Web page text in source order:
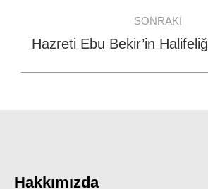
SONRAKI
Next
Hazreti Ebu Bekir’in
Hakkımızda